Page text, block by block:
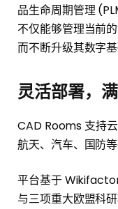
品生命周期管理
不仅能够管理当前
而不断升级其数字基
灵活部署，
CAD Rooms 支持
航天、汽车、国防
平台基于
与三项重大欧盟科